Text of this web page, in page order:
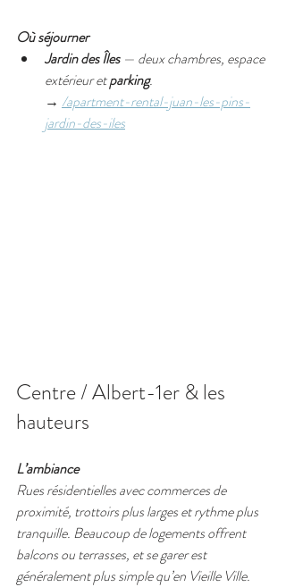
Où séjourner
Jardin des Îles — deux chambres, espace
extérieur et parking.
→ /apartment-rental-juan-les-pins-
jardin-des-iles
Centre / Albert-1er & les
hauteurs
L’ambiance
Rues résidentielles avec commerces de
proximité, trottoirs plus larges et rythme plus
tranquille. Beaucoup de logements offrent
balcons ou terrasses, et se garer est
généralement plus simple qu’en Vieille Ville.